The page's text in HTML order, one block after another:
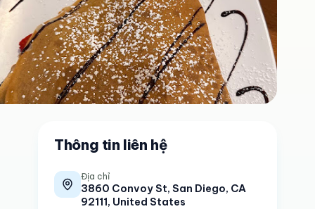
Thông tin liên hệ
Địa chỉ
3860 Convoy St, San Diego, CA
92111, United States